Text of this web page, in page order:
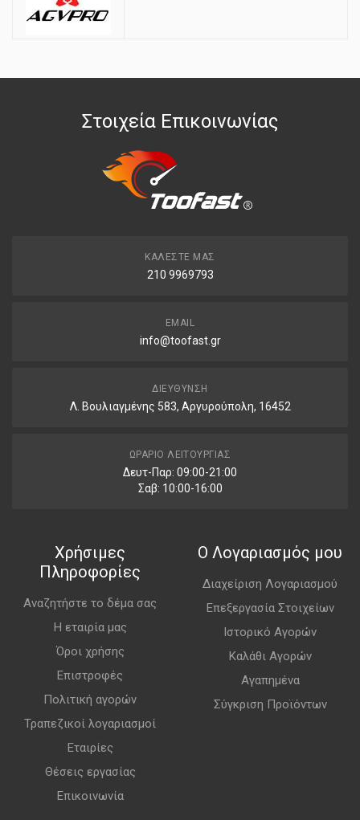
Στοιχεία Επικοινωνίας
ΚΑΛΈΣΤΕ ΜΑΣ
210 9969793
EMAIL
info@toofast.gr
ΔΙΕΎΘΥΝΣΗ
Λ. Βουλιαγμένης 583, Αργυρούπολη, 16452
ΩΡΆΡΙΟ ΛΕΙΤΟΥΡΓΊΑΣ
Δευτ-Παρ: 09:00-21:00
Σαβ: 10:00-16:00
Χρήσιμες
Πληροφορίες
Αναζητήστε το δέμα σας
Η εταιρία μας
Όροι χρήσης
Επιστροφές
Πολιτική αγορών
Τραπεζικοί λογαριασμοί
Εταιρίες
Θέσεις εργασίας
Επικοινωνία
Ο Λογαριασμός μου
Διαχείριση Λογαριασμού
Επεξεργασία Στοιχείων
Ιστορικό Αγορών
Καλάθι Αγορών
Αγαπημένα
Σύγκριση Προϊόντων